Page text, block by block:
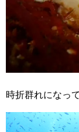
時折群れになっ